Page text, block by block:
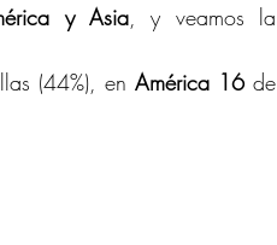
y Asia, y veamos la
(44%), en América 16 de